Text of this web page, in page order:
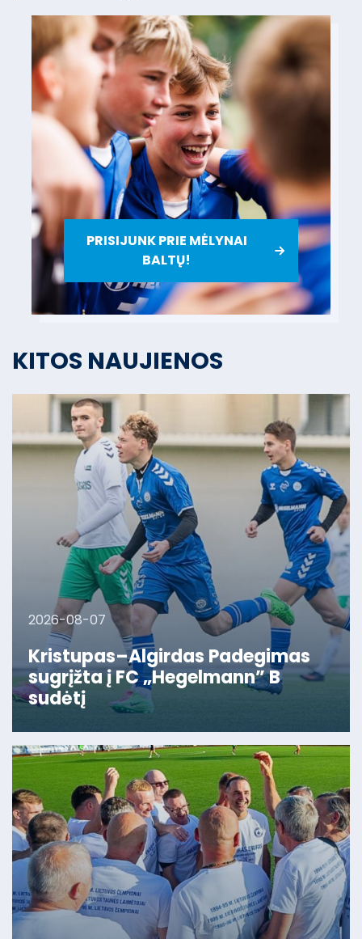
PRISIJUNK PRIE MĖLYNAI
BALTŲ!
KITOS NAUJIENOS
2026-08-07
Kristupas–Algirdas Padegimas
sugrįžta į FC „Hegelmann” B
sudėtį